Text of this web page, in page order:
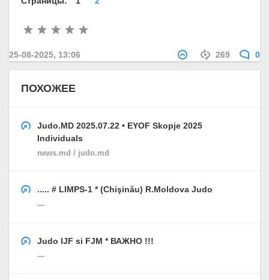
269 0
25-08-2025, 13:06
ПОХОЖЕЕ
Judo.MD 2025.07.22 • EYOF Skopje 2025
Individuals
news.md / judo.md
..... # LIMPS-1 * (Chişinău) R.Moldova Judo
---
Judo IJF si FJM * ВАЖНО !!!
---